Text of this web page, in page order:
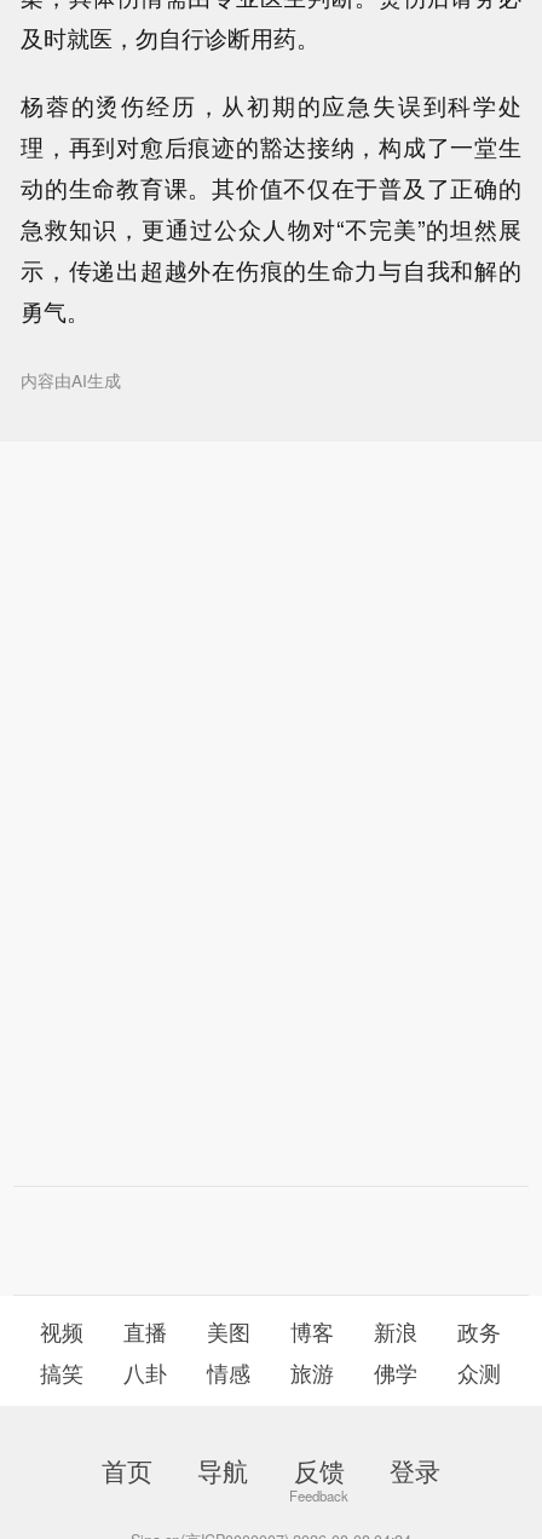
及时就医，勿自行诊断用药。
杨蓉的烫伤经历，从初期的应急失误到科学处
理，再到对愈后痕迹的豁达接纳，构成了一堂生
动的生命教育课。其价值不仅在于普及了正确的
急救知识，更通过公众人物对“不完美”的坦然展
示，传递出超越外在伤痕的生命力与自我和解的
勇气。
内容由AI生成
视频 直播 美图 博客 新浪
政务
搞笑
八卦 情感 旅游 佛学 众测
首页 导航 反馈 登录